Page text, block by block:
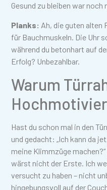
Gesund zu bleiben war noch
Planks: Ah, die guten alten
für Bauchmuskeln. Die Uhr
während du betonhart auf
Erfolg? Unbezahlbar.
Warum
Hast du schon mal in den
und gedacht: „Ich kann da
meine Klimmzüge
wärst nicht der Erste. Ich
versucht zu haben – nicht
hingebungsvoll auf der